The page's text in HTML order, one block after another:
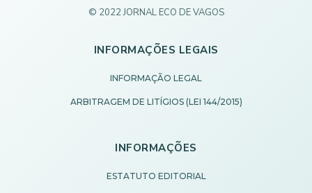
© 2022 JORNAL ECO DE VAGOS
INFORMAÇÕES LEGAIS
INFORMAÇÃO LEGAL
ARBITRAGEM DE LITÍGIOS (LEI 144/2015)
INFORMAÇÕES
ESTATUTO EDITORIAL